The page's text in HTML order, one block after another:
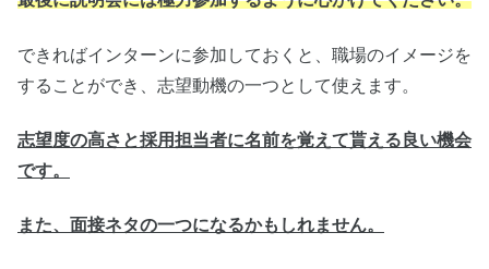
できればインターンに参加しておくと、職場のイメージを
することができ、志望動機の一つとして使えます。
志望度の高さと採用担当者に名前を覚えて貰える良い機会
です。
また、面接ネタの一つになるかもしれません。